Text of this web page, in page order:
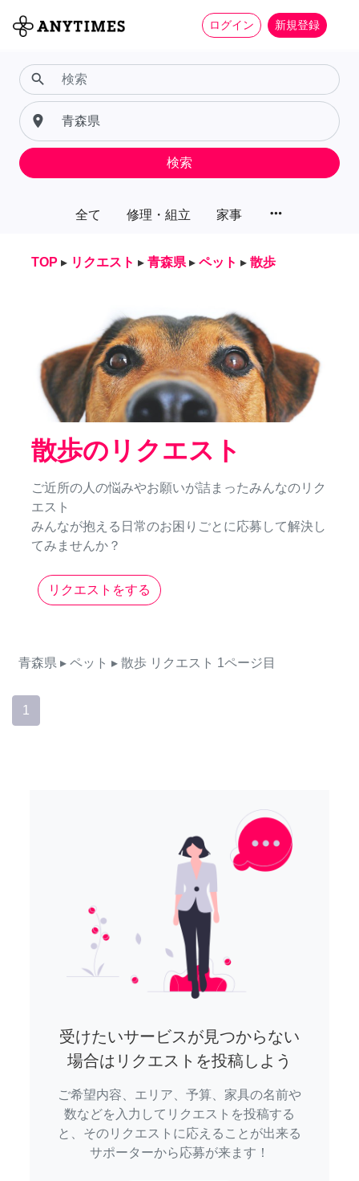
ログイン 新規登録
全て 修理・組立 家事 more_horiz
search
place
検索
TOP ▸ リクエスト ▸ 青森県 ▸ ペット ▸ 散歩
散歩のリクエスト
ご近所の人の悩みやお願いが詰まったみんなのリク
エスト
みんなが抱える日常のお困りごとに応募して解決し
てみませんか？
リクエストをする
青森県 ▸ ペット ▸ 散歩 リクエスト 1ページ目
1
受けたいサービスが見つからない
場合はリクエストを投稿しよう
ご希望内容、エリア、予算、家具の名前や
数などを入力してリクエストを投稿する
と、そのリクエストに応えることが出来る
サポーターから応募が来ます！